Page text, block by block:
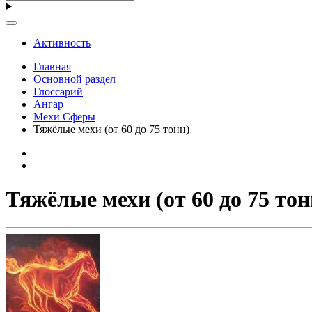
Активность
Главная
Основной раздел
Глоссарий
Ангар
Мехи Сферы
Тяжёлые мехи (от 60 до 75 тонн)
Тяжёлые мехи (от 60 до 75